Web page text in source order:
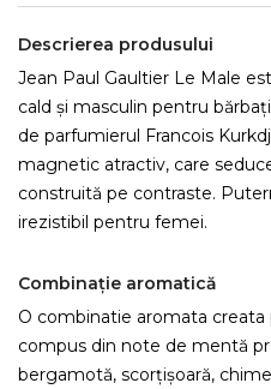
Descrierea produsului
Jean Paul Gaultier Le Male
cald și masculin pentru
de parfumierul Francois
magnetic atractiv, care
construită pe contraste.
irezistibil pentru femei.
Combinație aromatică
O combinatie aromata creata
compus din note de mentă
bergamotă, scorțișoară,